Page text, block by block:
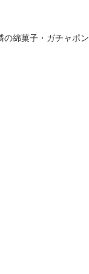
綿菓子・ガチャポ